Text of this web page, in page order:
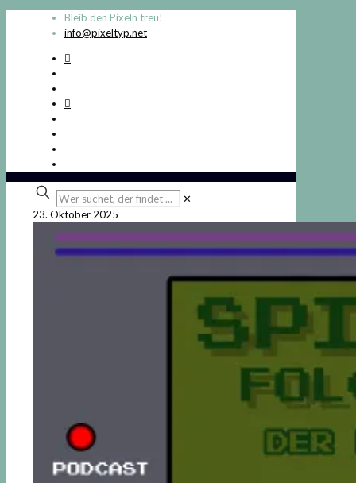
Bleib den Pixeln treu!
info@pixeltyp.net
Wer
suchet,
der
findet
...
✕
23. Oktober 2025